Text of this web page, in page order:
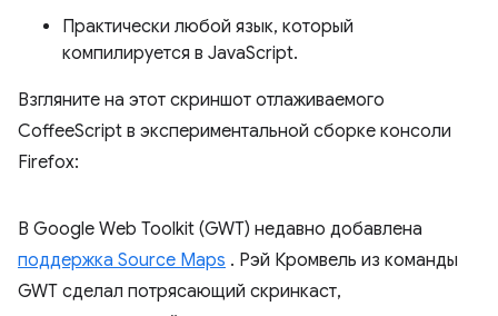
Практически любой язык, который
компилируется в JavaScript.
Взгляните на этот скриншот отлаживаемого
CoffeeScript в экспериментальной сборке консоли
Firefox:
В Google Web Toolkit (GWT) недавно добавлена
поддержка Source Maps . Рэй Кромвель из команды
GWT сделал потрясающий скринкаст,